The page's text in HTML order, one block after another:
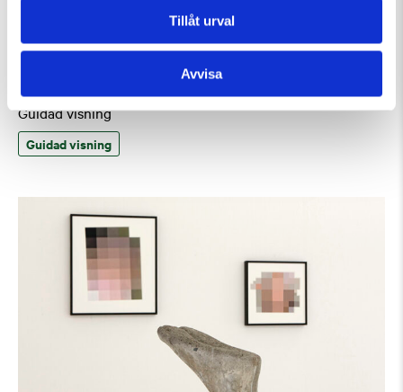
Tillåt urval
Avvisa
Fredag 7 Augusti Kl 15:00
Guidad visning
Guidad visning